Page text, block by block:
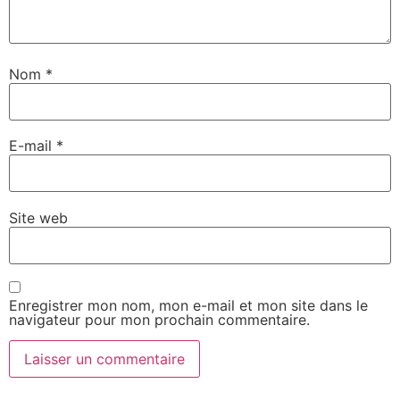
Nom *
E-mail *
Site web
Enregistrer mon nom, mon e-mail et mon site dans le
navigateur pour mon prochain commentaire.